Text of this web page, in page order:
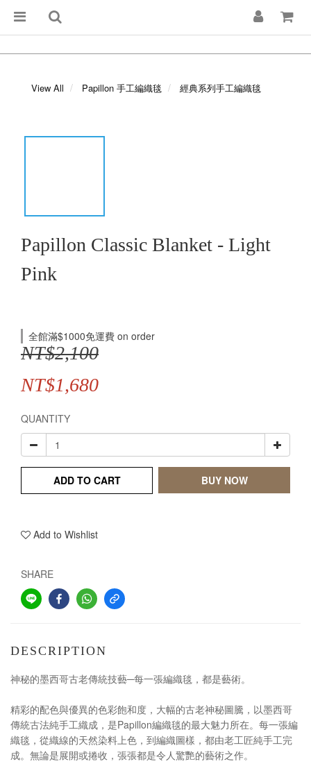
View All Papillon 手工編織毯 經典系列手工編織毯
Papillon Classic Blanket - Light
Pink
全館滿$1000免運費 on order
NT$2,100
NT$1,680
QUANTITY
ADD TO CART BUY NOW
Add to Wishlist
SHARE
DESCRIPTION
神秘的墨西哥古老傳統技藝─每一張編織毯，都是藝術。
精彩的配色與優異的色彩飽和度，大幅的古老神秘圖騰，以墨西哥
傳統古法純手工織成，是Papillon編織毯的最大魅力所在。每一張編
織毯，從織線的天然染料上色，到編織圖樣，都由老工匠純手工完
成。無論是展開或捲收，張張都是令人驚艷的藝術之作。